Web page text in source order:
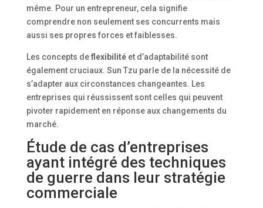
même. Pour un entrepreneur, cela signifie
comprendre non seulement ses concurrents mais
aussi ses propres forces et faiblesses.
Les concepts deflexibilitéet d’adaptabilité sont
également cruciaux. Sun Tzu parle de la nécessité de
s’adapter aux circonstances changeantes. Les
entreprises qui réussissent sont celles qui peuvent
pivoter rapidement en réponse aux changements du
marché.
Étude de cas d’entreprises
ayant intégré des techniques
de guerre dans leur stratégie
commerciale